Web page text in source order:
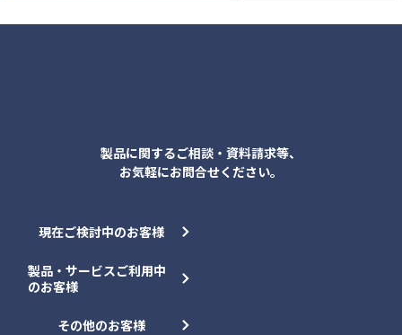
製品に関するご相談・資料請求等、
お気軽にお問合せください。
現在ご検討中のお客様
製品・サービスご利用中
のお客様
その他のお客様